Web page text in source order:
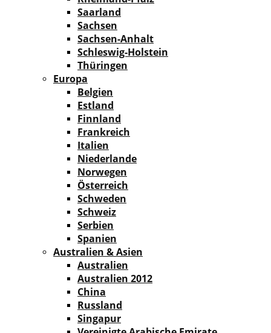
Saarland
Sachsen
Sachsen-Anhalt
Schleswig-Holstein
Thüringen
Europa
Belgien
Estland
Finnland
Frankreich
Italien
Niederlande
Norwegen
Österreich
Schweden
Schweiz
Serbien
Spanien
Australien & Asien
Australien
Australien 2012
China
Russland
Singapur